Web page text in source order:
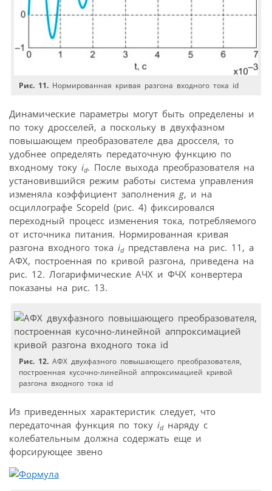
Рис. 11. Нормированная кривая разгона входного тока id
Динамические параметры могут быть определены и
по току дросселей, а поскольку в двухфазном
повышающем преобразователе два дросселя, то
удобнее определять передаточную функцию по
входному току id. После выхода преобразователя на
установившийся режим работы система управления
изменяла коэффициент заполнения g, и на
осциллографе ScopeId (рис. 4) фиксировался
переходный процесс изменения тока, потребляемого
от источника питания. Нормированная кривая
разгона входного тока idпредставлена на рис. 11, а
АФХ, построенная по кривой разгона, приведена на
рис. 12. Логарифмические АЧХ и ФЧХ конвертера
показаны на рис. 13.
Рис. 12. АФХ двухфазного повышающего преобразователя,
построенная кусочно-линейной аппроксимацией кривой
разгона входного тока id
Из приведенных характеристик следует, что
передаточная функция по току idнаряду с
колебательным должна содержать еще и
форсирующее звено